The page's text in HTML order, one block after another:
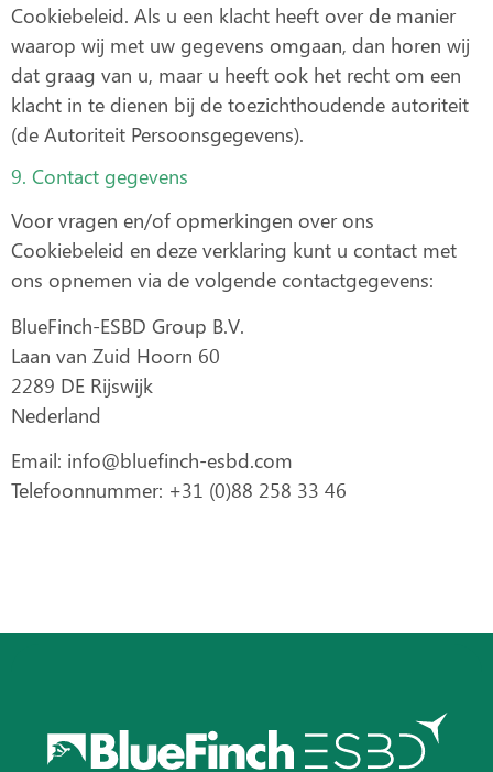
Cookiebeleid. Als u een klacht heeft over de manier
waarop wij met uw gegevens omgaan, dan horen wij
dat graag van u, maar u heeft ook het recht om een
klacht in te dienen bij de toezichthoudende autoriteit
(de Autoriteit Persoonsgegevens).
9. Contact gegevens
Voor vragen en/of opmerkingen over ons
Cookiebeleid en deze verklaring kunt u contact met
ons opnemen via de volgende contactgegevens:
BlueFinch-ESBD Group B.V.
Laan van Zuid Hoorn 60
2289 DE Rijswijk
Nederland
Email: info@bluefinch-esbd.com
Telefoonnummer: +31 (0)88 258 33 46